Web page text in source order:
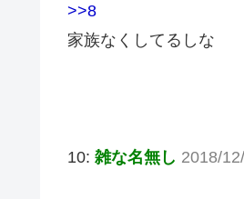
>>8
家族なくしてるしな
10: 雑な名無し 2018/